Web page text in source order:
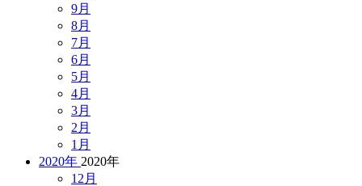
9月
8月
7月
6月
5月
4月
3月
2月
1月
2020年 2020年
12月